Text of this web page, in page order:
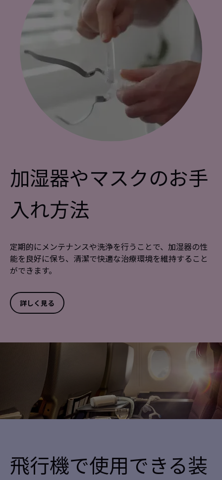
加湿器やマスクのお手
入れ方法
定期的にメンテナンスや洗浄を行うことで、加湿器の性
能を良好に保ち、清潔で快適な治療環境を維持すること
ができます。
詳しく見る
飛行機で使用できる装